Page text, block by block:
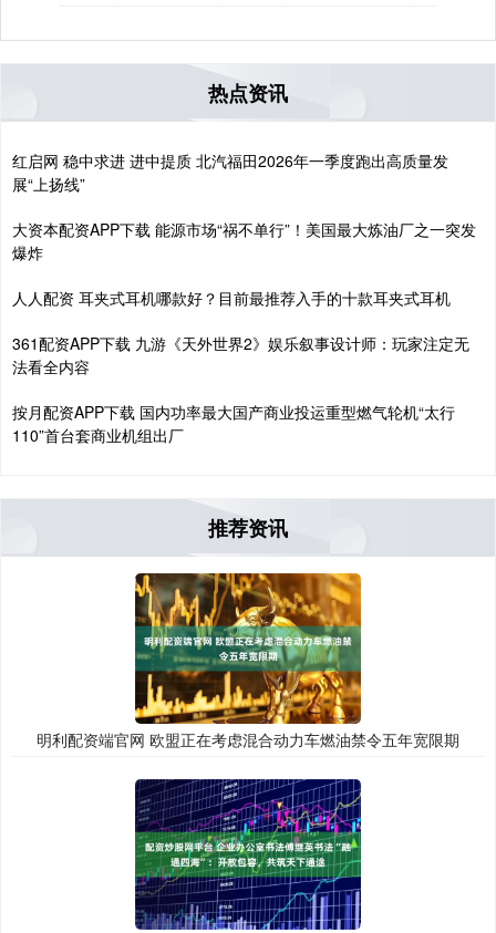
热点资讯
红启网 稳中求进 进中提质 北汽福田2026年一季度跑出高质量发
展“上扬线”
大资本配资APP下载 能源市场“祸不单行”！美国最大炼油厂之一突发
爆炸
人人配资 耳夹式耳机哪款好？目前最推荐入手的十款耳夹式耳机
361配资APP下载 九游《天外世界2》娱乐叙事设计师：玩家注定无
法看全内容
按月配资APP下载 国内功率最大国产商业投运重型燃气轮机“太行
110”首台套商业机组出厂
推荐资讯
明利配资端官网 欧盟正在考虑混合动力车燃油禁令五年宽限期